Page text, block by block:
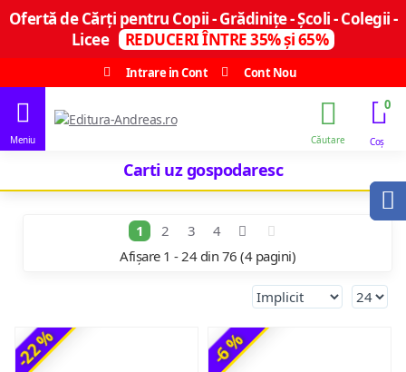
Ofertă de Cărți pentru Copii - Grădinițe - Școli - Colegii -
Licee
REDUCERI ÎNTRE 35% și 65%
Intrare in Cont
Cont Nou
0
Carti uz gospodaresc
1 2 3
4
Afișare 1 - 24 din 76 (4 pagini)
-22 % -6 %